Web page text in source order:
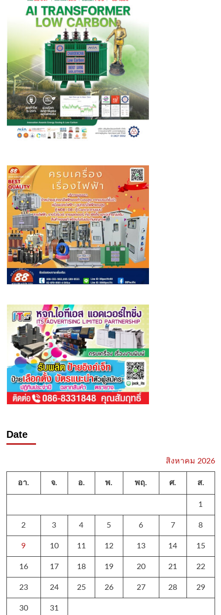
Date
สิงหาคม 2026
อา. จ. อ. พ. พฤ. ศ. ส.
1
2 3 4 5 6 7 8
9 10 11 12 13 14 15
16 17 18 19 20 21 22
23 24 25 26 27 28 29
30 31